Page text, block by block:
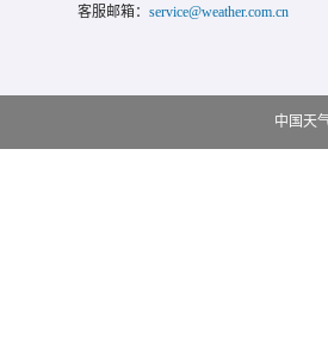
客服邮箱： service@weather.com.cn
中国天